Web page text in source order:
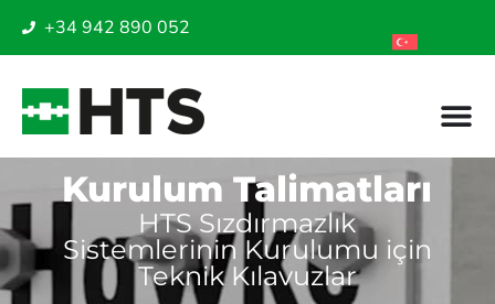
+34 942 890 052
Kurulum Talimatları
HTS Sızdırmazlık
Sistemlerinin Kurulumu için
Teknik Kılavuzlar